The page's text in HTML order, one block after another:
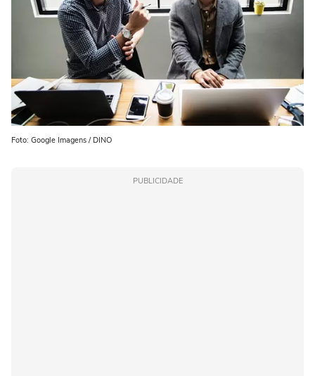
Foto: Google Imagens / DINO
PUBLICIDADE